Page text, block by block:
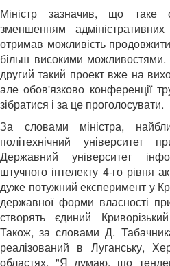
Міністр зазначив, що таке
зменшенням
отримав можливість
більш високими
другий такий проект вже на
але обов'язково конференції
зібратися і за це проголосувати.
За словами міністра,
політехнічний
Державний університет
штучного інтелекту 4-го рівня
дуже потужний експеримент у
державної форми власності
створять єдиний
Також, за словами Д.
реалізований в Луганську,
областях. "Я думаю, що